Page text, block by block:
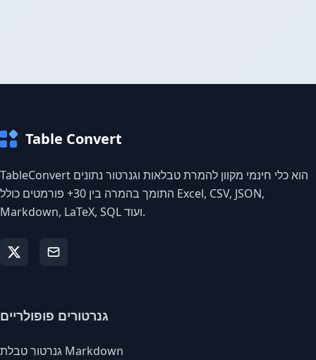
Table Convert
TableConvert הוא כלי חינמי מקוון להמרת טבלאות וגנרטור נתונים
התומך בהמרה בין 30+ פורמטים כולל Excel, CSV, JSON,
Markdown, LaTeX, SQL ועוד.
גנרטורים פופולריים
גנרטור טבלת Markdown